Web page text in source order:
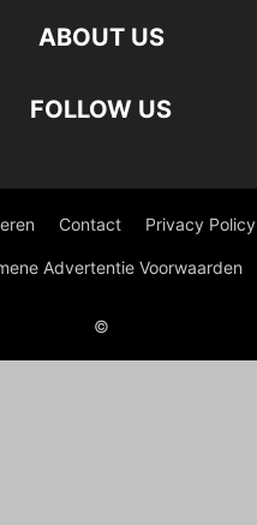
ABOUT US
FOLLOW US
Contact Privacy Policy
Advertentie Voorwaarden
©